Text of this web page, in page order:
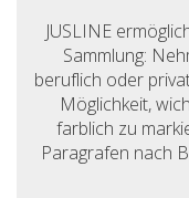
JUSLINE
Sammlung:
beruflich oder
Möglichkeit,
farblich zu
Paragrafen nach